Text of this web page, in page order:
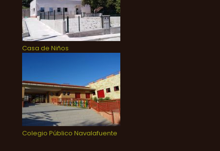
Casa de Niños
Colegio Público Navalafuente